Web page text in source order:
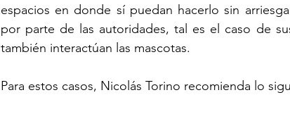
espacios en donde sí puedan hacerlo sin
por parte de las autoridades, tal es el caso de
también interactúan las mascotas.
Para estos casos, Nicolás Torino recomienda lo